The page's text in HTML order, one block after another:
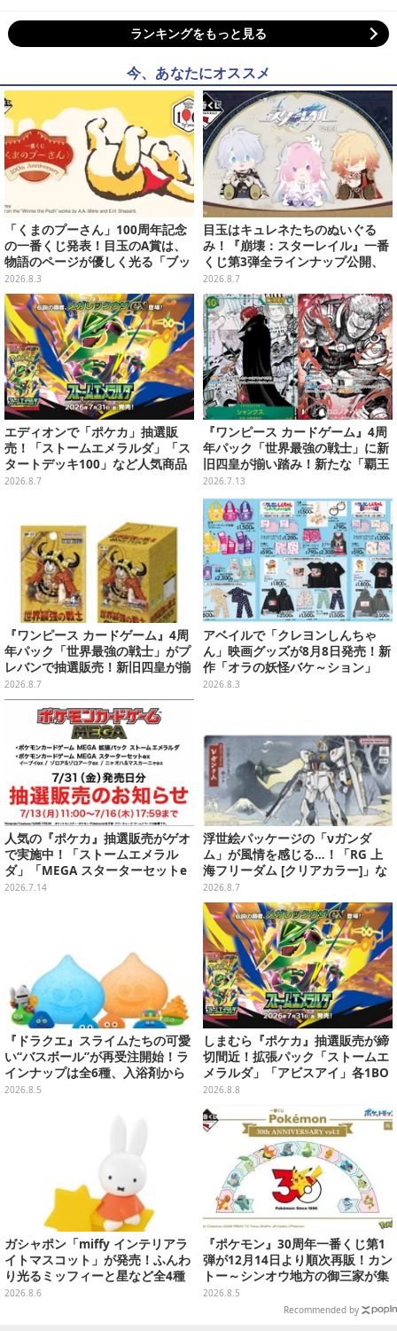
ランキングをもっと見る
今、あなたにオススメ
「くまのプーさん」100周年記念
の一番くじ発表！目玉のA賞は、
物語のページが優しく光る「ブッ
クシェイプドライト」
2026.8.3
目玉はキュレネたちのぬいぐる
み！『崩壊：スターレイル』一番
くじ第3弾全ラインナップ公開、
美麗ビジュアルのアクリルボード
など用意
2026.8.7
エディオンで「ポケカ」抽選販
売！「ストームエメラルダ」「ス
タートデッキ100」など人気商品
が対象
2026.8.7
『ワンピース カードゲーム』4周
年パック「世界最強の戦士」に新
旧四皇が揃い踏み！新たな「覇王
色SP」のゾロ、ヤマトなど28枚も
の新カード一挙公開
2026.7.13
『ワンピース カードゲーム』4周
年パック「世界最強の戦士」がプ
レバンで抽選販売！新旧四皇が揃
い踏み、刃牙作者が描く「カイド
ウ」も
2026.8.7
アベイルで「クレヨンしんちゃ
ん」映画グッズが8月8日発売！新
作「オラの妖怪バケ～ション」
や、「ヘンダーランド」「暗黒タ
2026.8.3
人気の『ポケカ』抽選販売がゲオ
で実施中！「ストームエメラル
ダ」「MEGA スターターセットe
x」各種の全4商品
2026.7.14
浮世絵パッケージの「νガンダ
ム」が風情を感じる…！「RG 上
海フリーダム [クリアカラー]」な
どガンプラ2商品が8月順次発売
2026.8.7
『ドラクエ』スライムたちの可愛
い“バスボール”が再受注開始！ラ
インナップは全6種、入浴剤から
モンスターのフィギュアが出てく
2026.8.5
しまむら『ポケカ』抽選販売が締
切間近！拡張パック「ストームエ
メラルダ」「アビスアイ」各1BO
Xをラインナップ
2026.8.8
ガシャポン「miffy インテリアラ
イトマスコット」が発売！ふんわ
り光るミッフィーと星など全4種
ラインナップ
2026.8.6
『ポケモン』30周年一番くじ第1
弾が12月14日より順次再販！カン
トー～シンオウ地方の御三家が集
まった時計、ぬいぐるみなど記念
グッズ盛りだくさん
2026.8.5
Recommended by